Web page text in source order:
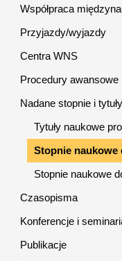
Współpraca
Przyjazdy/wyjazdy
Centra WNS
Procedury awansowe
Nadane stopnie i
Tytuły naukowe
Stopnie naukowe
Stopnie naukowe
Czasopisma
Konferencje i
Publikacje